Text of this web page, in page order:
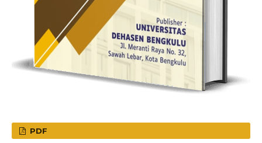
PDF